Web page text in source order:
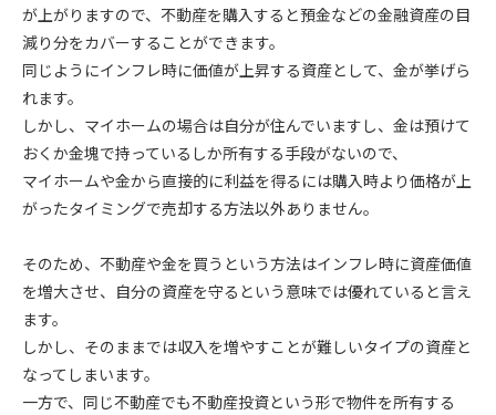
が上がりますので、不動産を購入すると預金などの金融資産の目
減り分をカバーすることができます。
同じようにインフレ時に価値が上昇する資産として、金が挙げら
れます。
しかし、マイホームの場合は自分が住んでいますし、金は預けて
おくか金塊で持っているしか所有する手段がないので、
マイホームや金から直接的に利益を得るには購入時より価格が上
がったタイミングで売却する方法以外ありません。
そのため、不動産や金を買うという方法はインフレ時に資産価値
を増大させ、自分の資産を守るという意味では優れていると言え
ます。
しかし、そのままでは収入を増やすことが難しいタイプの資産と
なってしまいます。
一方で、同じ不動産でも不動産投資という形で物件を所有する